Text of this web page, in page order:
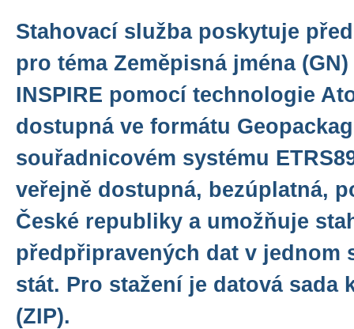
Stahovací služba poskytuje
pro téma Zeměpisná jména
INSPIRE pomocí technologie
dostupná ve formátu
souřadnicovém systému
veřejně dostupná, bezúplatná,
České republiky a umožňuje
předpřipravených dat v jednom
stát. Pro stažení je datová sada
(ZIP).